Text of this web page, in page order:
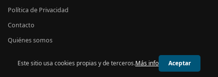
Política de Privacidad
Contacto
Quiénes somos
© 2026 24h Asturias
Este sitio usa cookies propias y de terceros.Más info Aceptar